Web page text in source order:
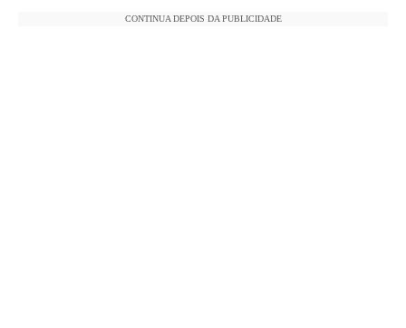
CONTINUA DEPOIS DA PUBLICIDADE